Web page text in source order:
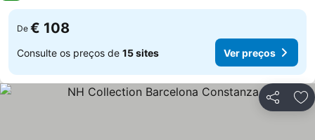
De € 108
Consulte os preços de 15 sites Ver preços
Partilhar